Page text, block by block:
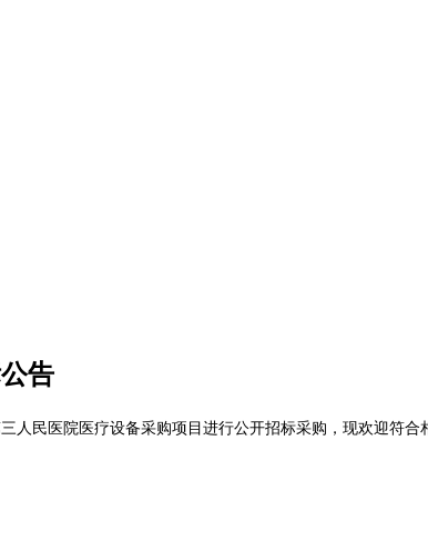
告
民医院医疗设备采购项目进行公开招标采购，现欢迎符合